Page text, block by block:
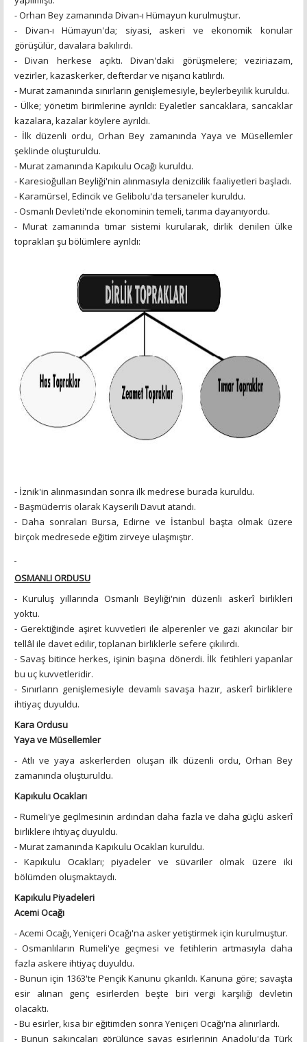
- Orhan Bey zamanında Divan-ı Hümayun kurulmuştur.
- Divan-ı Hümayun'da; siyasi, askeri ve ekonomik konular
görüşülür, davalara bakılırdı.
- Divan herkese açıktı. Divan'daki görüşmelere; veziriazam,
vezirler, kazaskerker, defterdar ve nişancı katılırdı.
- Murat zamanında sınırların genişlemesiyle, beylerbeyilik kuruldu.
- Ülke; yönetim birimlerine ayrıldı: Eyaletler sancaklara, sancaklar
kazalara, kazalar köylere ayrıldı.
- İlk düzenli ordu, Orhan Bey zamanında Yaya ve Müsellemler
şeklinde oluşturuldu.
- Murat zamanında Kapıkulu Ocağı kuruldu.
- Karesioğulları Beyliği'nin alınmasıyla denizcilik faaliyetleri başladı.
- Karamürsel, Edincik ve Gelibolu'da tersaneler kuruldu.
- Osmanlı Devleti'nde ekonominin temeli, tarıma dayanıyordu.
- Murat zamanında tımar sistemi kurularak, dirlik denilen ülke
toprakları şu bölümlere ayrıldı:
- İznik'in alınmasından sonra ilk medrese burada kuruldu.
- Başmüderris olarak Kayserili Davut atandı.
- Daha sonraları Bursa, Edirne ve İstanbul başta olmak üzere
birçok medresede eğitim zirveye ulaşmıştır.
OSMANLI ORDUSU
- Kuruluş yıllarında Osmanlı Beyliği'nin düzenli askerî birlikleri
yoktu.
- Gerektiğinde aşiret kuvvetleri ile alperenler ve gazi akıncılar bir
tellâl ile davet edilir, toplanan birliklerle sefere çıkılırdı.
- Savaş bitince herkes, işinin başına dönerdi. İlk fetihleri yapanlar
bu uç kuvvetleridir.
- Sınırların genişlemesiyle devamlı savaşa hazır, askerî birliklere
ihtiyaç duyuldu.
Kara Ordusu
Yaya ve Müsellemler
- Atlı ve yaya askerlerden oluşan ilk düzenli ordu, Orhan Bey
zamanında oluşturuldu.
Kapıkulu Ocakları
- Rumeli'ye geçilmesinin ardından daha fazla ve daha güçlü askerî
birliklere ihtiyaç duyuldu.
- Murat zamanında Kapıkulu Ocakları kuruldu.
- Kapıkulu Ocakları; piyadeler ve süvariler olmak üzere iki
bölümden oluşmaktaydı.
Kapıkulu Piyadeleri
Acemi Ocağı
- Acemi Ocağı, Yeniçeri Ocağı'na asker yetiştirmek için kurulmuştur.
- Osmanlıların Rumeli'ye geçmesi ve fetihlerin artmasıyla daha
fazla askere ihtiyaç duyuldu.
- Bunun için 1363'te Pençik Kanunu çıkarıldı. Kanuna göre; savaşta
esir alınan genç esirlerden beşte biri vergi karşılığı devletin
olacaktı.
- Bu esirler, kısa bir eğitimden sonra Yeniçeri Ocağı'na alınırlardı.
- Bunun sakıncaları görülünce savaş esirlerinin Anadolu'da Türk